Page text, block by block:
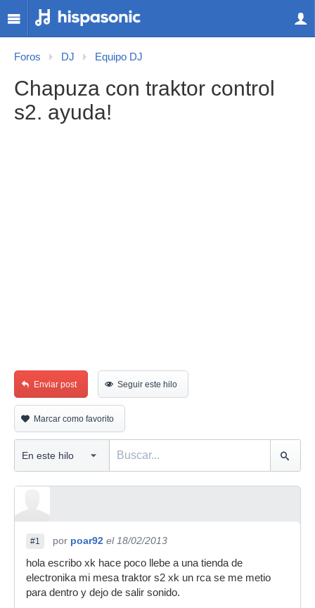
Foros DJ Equipo DJ
Chapuza con traktor control
s2. ayuda!
Enviar post Seguir este hilo
Marcar como favorito
#1 por poar92 el 18/02/2013
hola escribo xk hace poco llebe a una tienda de
electronika mi mesa traktor s2 xk un rca se me metio
para dentro y dejo de salir sonido.